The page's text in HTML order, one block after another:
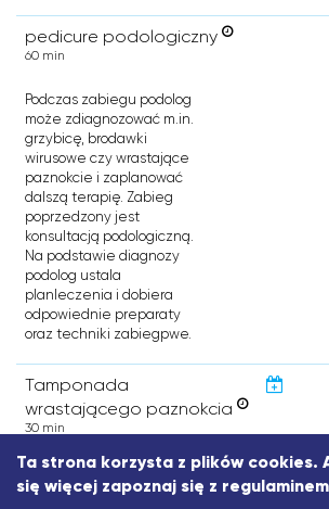
pedicure podologiczny
60 min
Podczas zabiegu podolog
może zdiagnozować m.in.
grzybicę, brodawki
wirusowe czy wrastające
paznokcie i zaplanować
dalszą terapię. Zabieg
poprzedzony jest
konsultacją podologiczną.
Na podstawie diagnozy
podolog ustala
planleczenia i dobiera
odpowiednie preparaty
oraz techniki zabiegpwe.
Tamponada
wrastającego paznokcia
30 min
W poczatkowej fazie
wrastania paznokcia,
Ta strona korzysta z plików cookies.
się więcej zapoznaj się z regulaminem